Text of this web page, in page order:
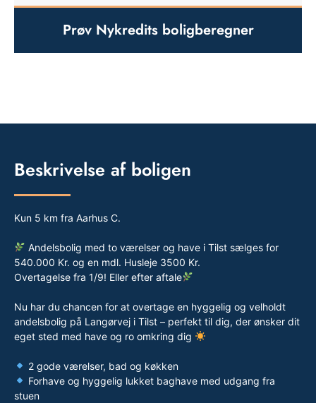
Prøv Nykredits boligberegner
Beskrivelse af boligen
Kun 5 km fra Aarhus C.
Andelsbolig med to værelser og have i Tilst sælges for
540.000 Kr. og en mdl. Husleje 3500 Kr.
Overtagelse fra 1/9! Eller efter aftale
Nu har du chancen for at overtage en hyggelig og velholdt
andelsbolig på Langørvej i Tilst – perfekt til dig, der ønsker dit
eget sted med have og ro omkring dig
2 gode værelser, bad og køkken
Forhave og hyggelig lukket baghave med udgang fra
stuen